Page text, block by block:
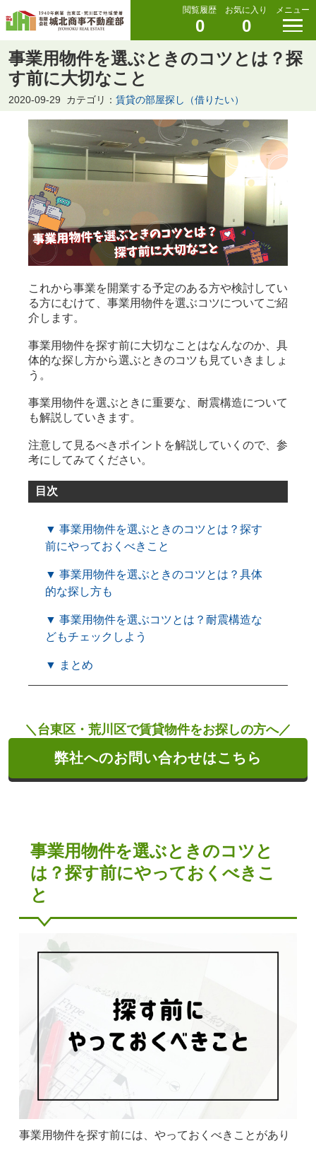
閲覧履歴
0
お気に入り
0
メニュー
事業用物件を選ぶときのコツとは？探
す前に大切なこと
2020-09-29 カテゴリ： 賃貸の部屋探し（借りたい）
これから事業を開業する予定のある方や検討してい
る方にむけて、事業用物件を選ぶコツについてご紹
介します。
事業用物件を探す前に大切なことはなんなのか、具
体的な探し方から選ぶときのコツも見ていきましょ
う。
事業用物件を選ぶときに重要な、耐震構造について
も解説していきます。
注意して見るべきポイントを解説していくので、参
考にしてみてください。
目次
▼ 事業用物件を選ぶときのコツとは？探す
前にやっておくべきこと
▼ 事業用物件を選ぶときのコツとは？具体
的な探し方も
▼ 事業用物件を選ぶコツとは？耐震構造な
どもチェックしよう
▼ まとめ
＼台東区・荒川区で賃貸物件をお探しの方へ／
弊社へのお問い合わせはこちら
事業用物件を選ぶときのコツと
は？探す前にやっておくべきこ
と
事業用物件を探す前には、やっておくべきことがあり